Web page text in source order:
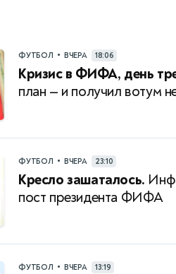
ФУТБОЛ • ВЧЕРА 18:06
Кризис в ФИФА, день
план — и получил вотум
ФУТБОЛ • ВЧЕРА 23:10
Кресло зашаталось.
пост президента ФИФА
ФУТБОЛ • ВЧЕРА 13:19